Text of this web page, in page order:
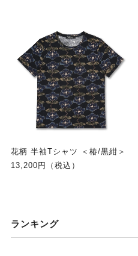
花柄 半袖Tシャツ ＜椿/黒紺＞
13,200円（税込）
ランキング